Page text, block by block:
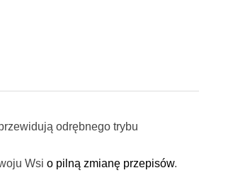
odrębnego trybu
Wsi o pilną zmianę przepisów.